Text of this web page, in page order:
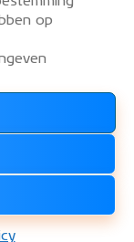
op
lid, simulator
welkom!
KLM Aeroclub